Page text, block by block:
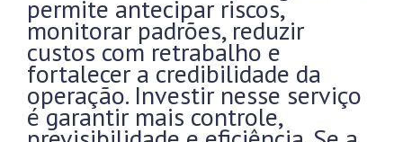
permite antecipar riscos,
monitorar padrões, reduzir
custos com retrabalho e
fortalecer a credibilidade da
operação. Investir nesse serviço
é garantir mais controle,